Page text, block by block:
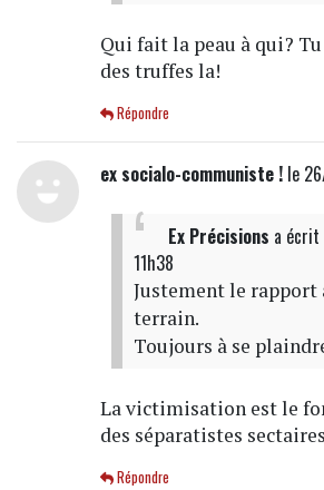
Qui fait la peau à qui?
des truffes la!
Répondre
ex socialo-communiste !le
Ex Précisions a écrit
11h38
Justement le rapport
terrain.
Toujours à se
La victimisation est le
des séparatistes
Répondre